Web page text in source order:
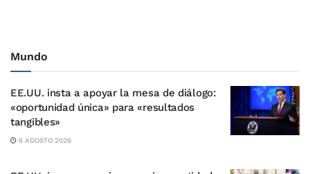
Mundo
EE.UU. insta a apoyar la mesa de diálogo:
«oportunidad única» para «resultados
tangibles»
6 AGOSTO 2026